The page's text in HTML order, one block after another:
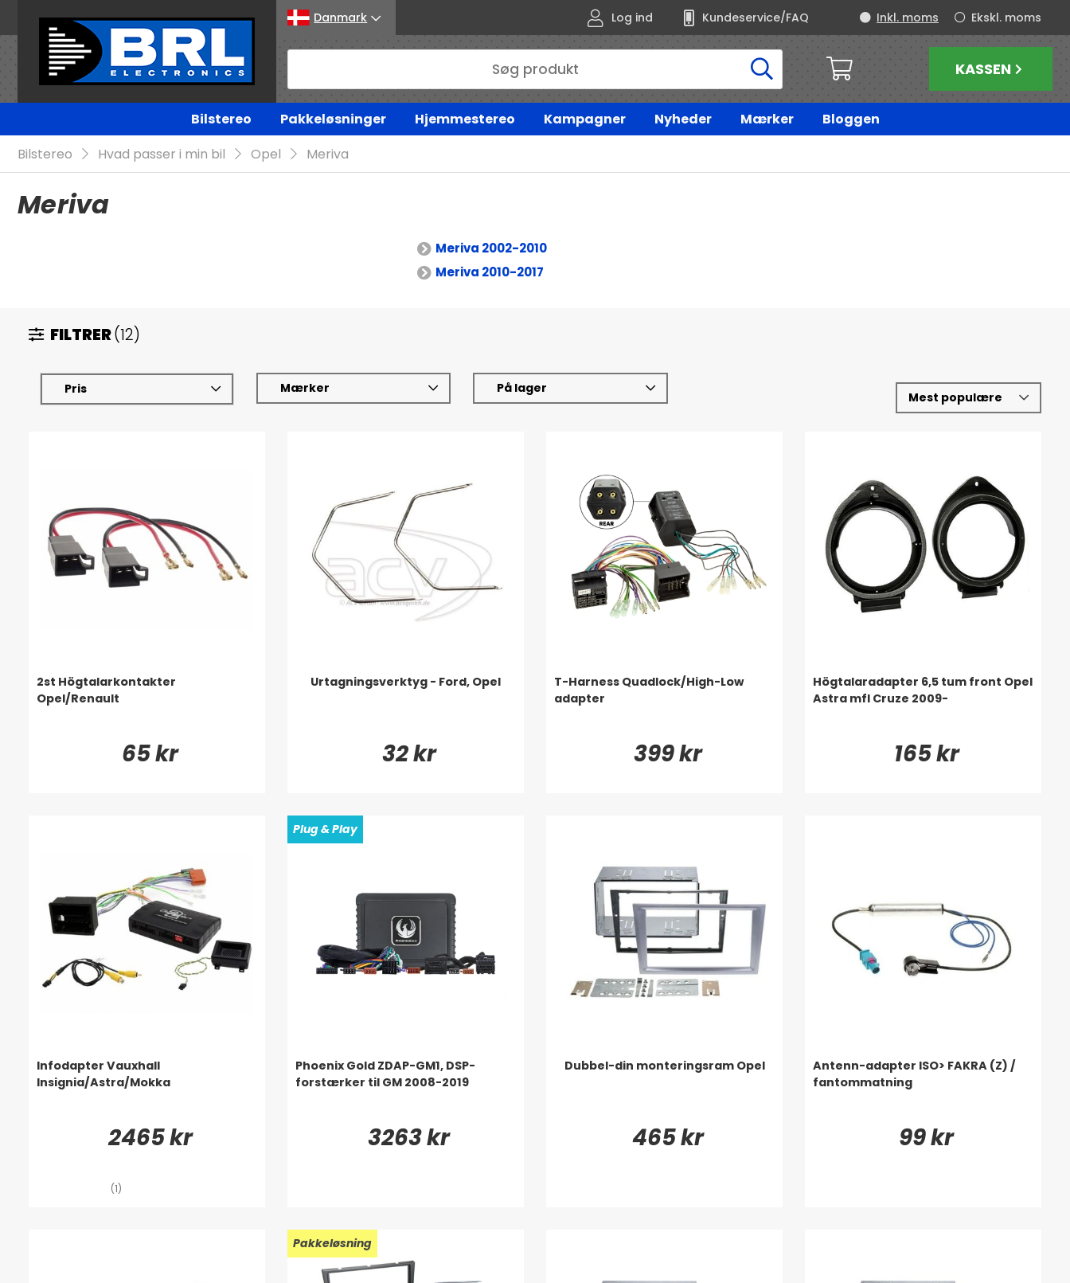
Danmark Log ind Kundeservice/FAQ Ekskl. moms
Inkl. moms
KASSEN
Bilstereo Pakkeløsninger Hjemmestereo Kampagner Nyheder Mærker
Bloggen
Bilstereo
Hvad passer i min bil Opel Meriva
Meriva
Meriva 2002-2010
Meriva 2010-2017
FILTRER(12)
Pris Mærker På lager
2st Högtalarkontakter
Opel/Renault
65 kr
Urtagningsverktyg - Ford, Opel
32 kr
T-Harness Quadlock/High-Low
adapter
399 kr
Högtalaradapter 6,5 tum front Opel
Astra mfl Cruze 2009-
165 kr
Infodapter Vauxhall
Insignia/Astra/Mokka
2465 kr
(1)
Plug & Play
Phoenix Gold ZDAP-GM1, DSP-
forstærker til GM 2008-2019
3263 kr
Dubbel-din monteringsram Opel
465 kr
Antenn-adapter ISO> FAKRA (Z) /
fantommatning
99 kr
Pakkeløsning